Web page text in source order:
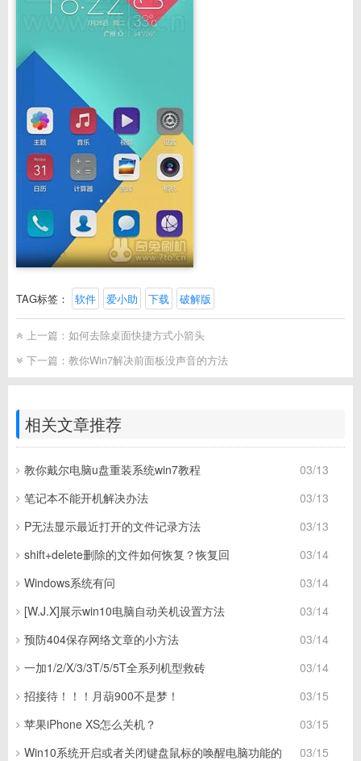
TAG标签： 软件 爱小助 下载 破解版
上一篇： 如何去除桌面快捷方式小箭头
下一篇： 教你Win7解决前面板没声音的方法
相关文章推荐
03/13
教你戴尔电脑u盘重装系统win7教程
03/13
笔记本不能开机解决办法
03/13
P无法显示最近打开的文件记录方法
03/14
shift+delete删除的文件如何恢复？恢复回
03/14
Windows系统有问
03/14
[W.J.X]展示win10电脑自动关机设置方法
03/14
预防404保存网络文章的小方法
03/14
一加1/2/X/3/3T/5/5T全系列机型救砖
03/15
招接待！！！月葫900不是梦！
03/15
苹果iPhone XS怎么关机？
03/15
Win10系统开启或者关闭键盘鼠标的唤醒电脑功能的